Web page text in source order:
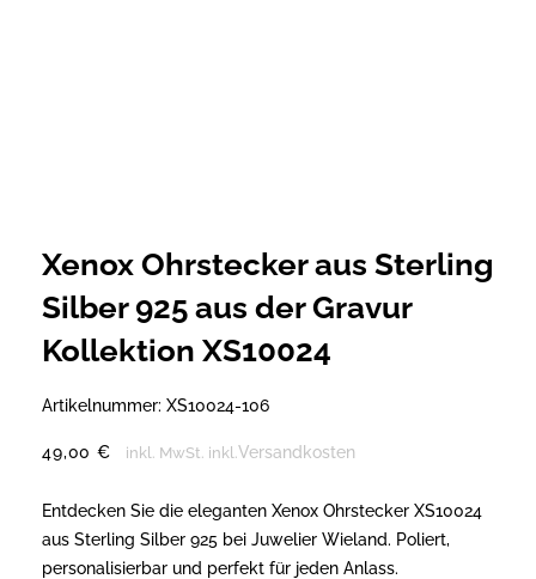
Xenox Ohrstecker aus Sterling
Silber 925 aus der Gravur
Kollektion XS10024
Artikelnummer: XS10024-106
49,00€ inkl. MwSt. inkl.Versandkosten
Entdecken Sie die eleganten Xenox Ohrstecker XS10024
aus Sterling Silber 925 bei Juwelier Wieland. Poliert,
personalisierbar und perfekt für jeden Anlass.